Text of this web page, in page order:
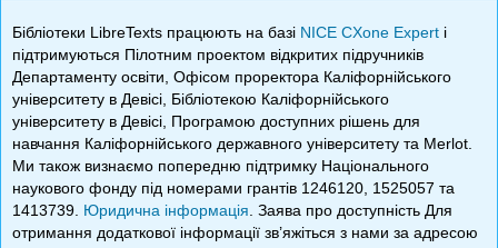
Бібліотеки LibreTexts працюють на базі NICE CXone Expert і
підтримуються Пілотним проектом відкритих підручників
Департаменту освіти, Офісом проректора Каліфорнійського
університету в Девісі, Бібліотекою Каліфорнійського
університету в Девісі, Програмою доступних рішень для
навчання Каліфорнійського державного університету та Merlot.
Ми також визнаємо попередню підтримку Національного
наукового фонду під номерами грантів 1246120, 1525057 та
1413739. Юридична інформація . Заява про доступність Для
отримання додаткової інформації зв’яжіться з нами за адресою